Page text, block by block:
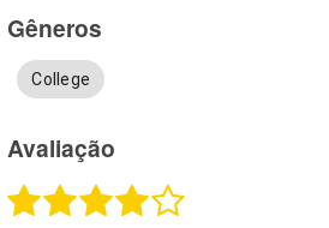
Gêneros
College
Avaliação